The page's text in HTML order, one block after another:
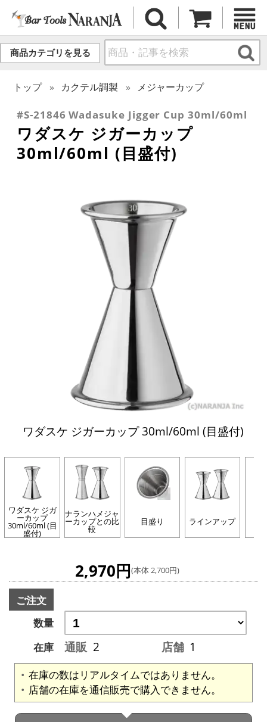
商品カテゴリを見る
トップ カクテル調製 メジャーカップ
#S-21846 Wadasuke Jigger Cup 30ml/60ml
ワダスケ ジガーカップ
30ml/60ml (目盛付)
ワダスケ ジガーカップ 30ml/60ml (目盛付)
ワダスケ ジガ
ーカップ
30ml/60ml (目
盛付)
ナランハメジャ
ーカップとの比
較
目盛り ラインアップ
2,970円(本体 2,700円)
ご注文
数量
在庫
通販 2 店舗 1
在庫の数はリアルタイムではありません。
店舗の在庫を通信販売で購入できません。